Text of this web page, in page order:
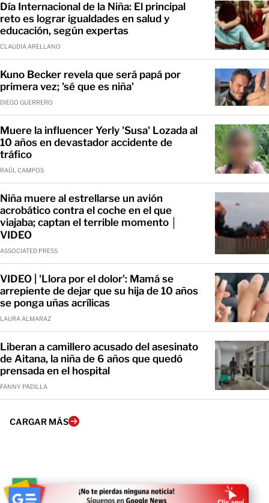
Día Internacional de la Niña: El principal
reto es lograr igualdades en salud y
educación, según expertas
CLAUDIA ARELLANO
Kuno Becker revela que será papá por
primera vez; 'sé que es niña'
DIEGO GUERRERO
Muere la influencer Yerly 'Susa' Lozada al
10 años en devastador accidente de
tráfico
RAÚL CAMPOS
Niña muere al estrellarse un avión
acrobático contra el coche en el que
viajaba; captan el terrible momento │
VIDEO
ASSOCIATED PRESS
VIDEO | 'Llora por el dolor': Mamá se
arrepiente de dejar que su hija de 10 años
se ponga uñas acrílicas
LAURA ALMARAZ
Liberan a camillero acusado del asesinato
de Aitana, la niña de 6 años que quedó
prensada en el hospital
FANNY PADILLA
CARGAR MÁS